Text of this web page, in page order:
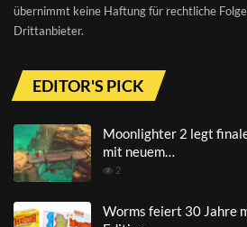
übernimmt keine Haftung für rechtliche
Drittanbieter.
EDITOR'S PICK
Moonlighter 2 legt
mit neuem…
2
Worms feiert 30 Jahre